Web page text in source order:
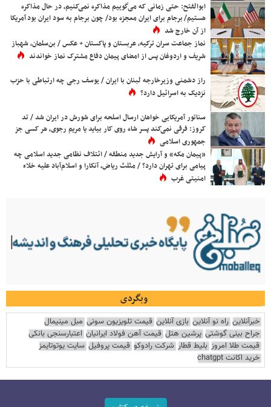
ابوالفتح: حتی زمانی که می‌گوییم مذاکره نمی‌کنیم، در حال مذاکره
هستیم/ برجام برای ایران معجزه بود/ چون برجام به سود ایران بود آمریکا
از آن خارج شد
نماز جماعت سران ترکیه، عربستان و پاکستان + عکس / بن‌سلمان، شهباز
شریف و اردوغان پس از امضای پیمان دفاع مشترک نماز خواندند
راز دشمنی وزیرخارجه لبنان با ایران / یوسف رجی چه ارتباطی با حزب
نزدیک به اسرائیل دارد؟
سناتور آمریکایی خواهان ارسال اسلحه برای شورش در ایران شد / تد
کروز: فرقی نمی‌کند پسر شاه روی کار بیاید یا مریم رجوی، هر کسی جز
جمهوری اسلامی
«پیمان مکه» و آرایش جدید منطقه / ائتلاف نظامی جدید اسلامی چه
پیامی برای تهران دارد؟ / مثلث ریاض، آنکارا و اسلام‌آباد علیه خلاء
امنیتی غرب
وبگردی
خبرآنلاین راه نو آنلاین بازی آنلاین قیمت تلویزیون سونی مبل مینیمال
جراح بینی گوشتی پرشین هتل قیمت آهن فولاد ایرانیان اعتبارسنجی بانکی
قیمت طلا امروز بلیط قطار شرکت رادوکو قیمت پروفیل سایت یوتوتایمز
خرید اکانت chatgpt